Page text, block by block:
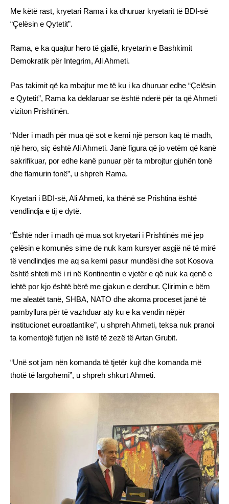
Me këtë rast, kryetari Rama i ka dhuruar kryetarit të BDI-së
“Çelësin e Qytetit”.
Rama, e ka quajtur hero të gjallë, kryetarin e Bashkimit
Demokratik për Integrim, Ali Ahmeti.
Pas takimit që ka mbajtur me të ku i ka dhuruar edhe “Çelësin
e Qytetit”, Rama ka deklaruar se është nderë për ta që Ahmeti
viziton Prishtinën.
“Nder i madh për mua që sot e kemi një person kaq të madh,
një hero, siç është Ali Ahmeti. Janë figura që jo vetëm që kanë
sakrifikuar, por edhe kanë punuar për ta mbrojtur gjuhën tonë
dhe flamurin tonë”, u shpreh Rama.
Kryetari i BDI-së, Ali Ahmeti, ka thënë se Prishtina është
vendlindja e tij e dytë.
“Është nder i madh që mua sot kryetari i Prishtinës më jep
çelësin e komunës sime de nuk kam kursyer asgjë në të mirë
të vendlindjes me aq sa kemi pasur mundësi dhe sot Kosova
është shteti më i ri në Kontinentin e vjetër e që nuk ka qenë e
lehtë por kjo është bërë me gjakun e derdhur. Çlirimin e bëm
me aleatët tanë, SHBA, NATO dhe akoma proceset janë të
pambyllura për të vazhduar aty ku e ka vendin nëpër
institucionet euroatlantike”, u shpreh Ahmeti, teksa nuk pranoi
ta komentojë futjen në listë të zezë të Artan Grubit.
“Unë sot jam nën komanda të tjetër kujt dhe komanda më
thotë të largohemi”, u shpreh shkurt Ahmeti.